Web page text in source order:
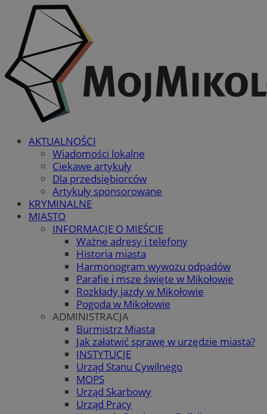
AKTUALNOŚCI
Wiadomości lokalne
Ciekawe artykuły
Dla przedsiębiorców
Artykuły sponsorowane
KRYMINALNE
MIASTO
INFORMACJE O MIEŚCIE
Ważne adresy i telefony
Historia miasta
Harmonogram wywozu odpadów
Parafie i msze święte w Mikołowie
Rozkłady jazdy w Mikołowie
Pogoda w Mikołowie
ADMINISTRACJA
Burmistrz Miasta
Jak załatwić sprawę w urzędzie miasta?
INSTYTUCJE
Urząd Stanu Cywilnego
MOPS
Urząd Skarbowy
Urząd Pracy